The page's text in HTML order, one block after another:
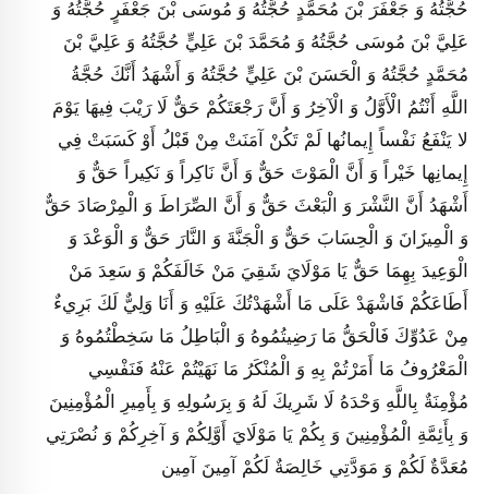
حُجَّتُهُ وَ جَعْفَرَ بْنَ مُحَمَّدٍ حُجَّتُهُ وَ مُوسَى بْنَ جَعْفَرٍ حُجَّتُهُ وَ
عَلِيَّ بْنَ مُوسَى حُجَّتُهُ وَ مُحَمَّدَ بْنَ عَلِيٍّ حُجَّتُهُ وَ عَلِيَّ بْنَ
مُحَمَّدٍ حُجَّتُهُ وَ الْحَسَنَ بْنَ عَلِيٍّ حُجَّتُهُ وَ أَشْهَدُ أَنَّكَ حُجَّةُ
اللَّهِ أَنْتُمُ الْأَوَّلُ وَ الْآخِرُ وَ أَنَّ رَجْعَتَكُمْ حَقٌّ لَا رَيْبَ فِيهَا يَوْمَ‏
لا يَنْفَعُ نَفْساً إِيمانُها لَمْ تَكُنْ آمَنَتْ مِنْ قَبْلُ أَوْ كَسَبَتْ فِي
إِيمانِها خَيْراً وَ أَنَّ الْمَوْتَ حَقٌّ وَ أَنَّ نَاكِراً وَ نَكِيراً حَقٌّ وَ
أَشْهَدُ أَنَّ النَّشْرَ وَ الْبَعْثَ حَقٌّ وَ أَنَّ الصِّرَاطَ وَ الْمِرْصَادَ حَقٌّ
وَ الْمِيزَانَ وَ الْحِسَابَ حَقٌّ وَ الْجَنَّةَ وَ النَّارَ حَقٌّ وَ الْوَعْدَ وَ
الْوَعِيدَ بِهِمَا حَقٌّ يَا مَوْلَايَ شَقِيَ مَنْ خَالَفَكُمْ وَ سَعِدَ مَنْ
أَطَاعَكُمْ فَاشْهَدْ عَلَى مَا أَشْهَدْتُكَ عَلَيْهِ وَ أَنَا وَلِيٌّ لَكَ بَرِي‏ءٌ
مِنْ عَدُوِّكَ فَالْحَقُّ مَا رَضِيتُمُوهُ وَ الْبَاطِلُ مَا سَخِطْتُمُوهُ وَ
الْمَعْرُوفُ مَا أَمَرْتُمْ بِهِ وَ الْمُنْكَرُ مَا نَهَيْتُمْ عَنْهُ فَنَفْسِي
مُؤْمِنَةٌ بِاللَّهِ وَحْدَهُ لَا شَرِيكَ لَهُ وَ بِرَسُولِهِ وَ بِأَمِيرِ الْمُؤْمِنِينَ
وَ بِأَئِمَّةِ الْمُؤْمِنِينَ وَ بِكُمْ يَا مَوْلَايَ أَوَّلِكُمْ وَ آخِرِكُمْ وَ نُصْرَتِي
مُعَدَّةٌ لَكُمْ وَ مَوَدَّتِي خَالِصَةٌ لَكُمْ آمِينَ آمِين‏